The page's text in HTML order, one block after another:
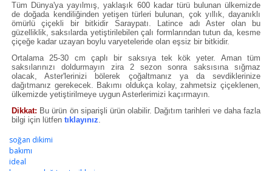
Tüm Dünya'ya yayılmış, yaklaşık 600 kadar türü bulunan ülkemizde
de doğada kendiliğinden yetişen türleri bulunan, çok yıllık, dayanıklı
ömürlü çiçekli bir bitkidir Saraypatı. Latince adı Aster olan bu
güzelliklik, saksılarda yetiştirilebilen çalı formlarından tutun da, kesme
çiçeğe kadar uzayan boylu varyeteleride olan eşsiz bir bitkidir.
Ortalama 25-30 cm çaplı bir saksıya tek kök yeter. Aman tüm
saksılarınızı doldurmayın zira 2 sezon sonra saksısına sığmaz
olacak, Aster'lerinizi bölerek çoğaltmanız ya da sevdiklerinize
dağıtmanız gerekecek. Bakımı oldukça kolay, zahmetsiz çiçeklenen,
ülkemizde yetiştirilmeye uygun Asterlerimizi kaçırmayın.
Dikkat: Bu ürün ön siparişli ürün olabilir. Dağıtım tarihleri ve daha fazla
bilgi için lütfen tıklayınız.
soğan dikimi
bakımı
ideal